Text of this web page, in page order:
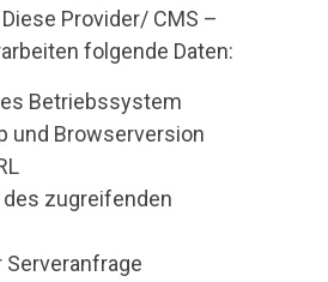
Provider/ CMS –
folgende Daten:
Betriebssystem
und Browserversion
des zugreifenden
Serveranfrage